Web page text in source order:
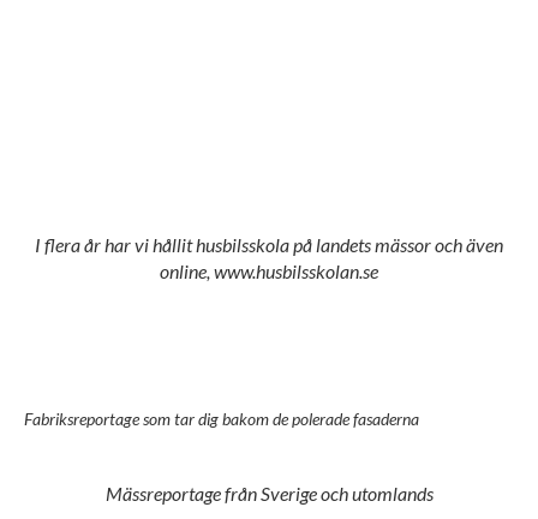
I flera år har vi hållit husbilsskola på landets mässor och även
online, www.husbilsskolan.se
Fabriksreportage som tar dig bakom de polerade fasaderna
Mässreportage från Sverige och utomlands